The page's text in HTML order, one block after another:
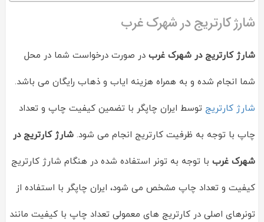
شارژ کارتریج در شهرک غرب
شارژ کارتریجدر شهرک غرب در صورت درخواست شما در محل
شما انجام شده و به همراه هزینه ایاب و ذهاب رایگان می باشد.
شارژ کارتریج توسط ایران چاپگر با تضمین کیفیت چاپ و تعداد
چاپ با توجه به ظرفیت کارتریج انجام می شود. شارژ کارتریجدر
شهرک غرب با توجه به تونر استفاده شده در هنگام شارژ کارتریج
کیفیت و تعداد چاپ مشخص می شود، ایران چاپگر با استفاده از
تونرهای اصلی در کارتریج های معمولی تعداد چاپ با کیفیت مانند